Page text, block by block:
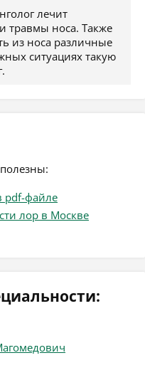
лечит
травмы носа. Также
из носа различные
ситуациях такую
pdf-файле
лор в Москве